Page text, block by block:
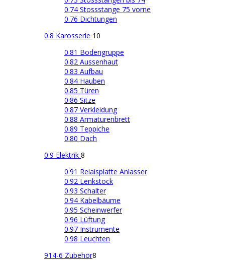
0.74 Stossstange 75 vorne
0.76 Dichtungen
0.8 Karosserie 10
0.81 Bodengruppe
0.82 Aussenhaut
0.83 Aufbau
0.84 Hauben
0.85 Türen
0.86 Sitze
0.87 Verkleidung
0.88 Armaturenbrett
0.89 Teppiche
0.80 Dach
0.9 Elektrik 8
0.91 Relaisplatte Anlasser
0.92 Lenkstock
0.93 Schalter
0.94 Kabelbäume
0.95 Scheinwerfer
0.96 Lüftung
0.97 Instrumente
0.98 Leuchten
914-6 Zubehör8